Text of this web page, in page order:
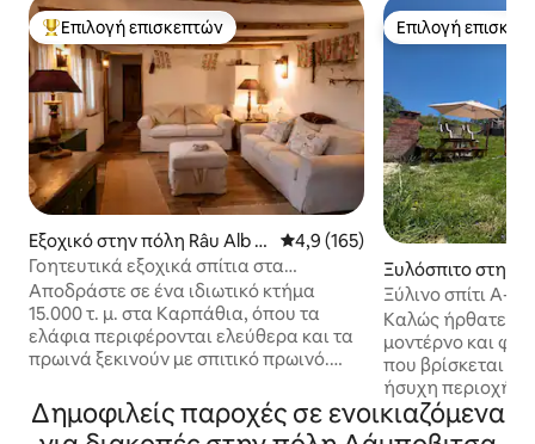
Κορυφαία επιλογή επισκεπτών
Επιλογή επισκεπτών
Εξοχικό στην πόλη Râu Alb d
e Jos
Μέση βαθμολογία: 4,9 στα 5,
4,9 (165)
Γοητευτικά εξοχικά σπίτια στα
Καρπάθια Όρη
Αποδράστε σε ένα ιδιωτικό κτήμα
15.000 τ. μ. στα Καρπάθια, όπου τα
ελάφια περιφέρονται ελεύθερα και τα
πρωινά ξεκινούν με σπιτικό πρωινό.
διατηρημένα με αγάπη σε αυθεντικό
ρουμανικό στιλ –με έμπνευση από τα
Επιλογή
Επιλογή
Ξυλόσπιτο στην
Voievozilor
Ξύλινο σπίτι A-
Târgoviște
Καλώς ήρθατε
μοντέρνο και
που βρίσκεται
ήσυχη περιοχή.
μικρές παρέες
άνεση και μια
Δημοφιλείς παροχές σε ενοικιαζόμενα